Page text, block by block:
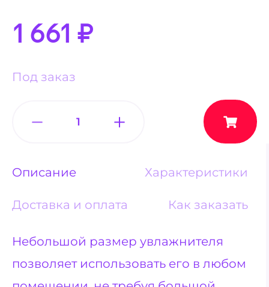
1 661 ₽
Под заказ
Описание Характеристики
Доставка и оплата Как заказать
Небольшой размер увлажнителя
позволяет использовать его в любом